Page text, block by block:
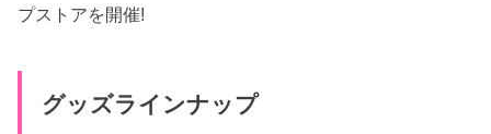
プストアを開催!
グッズラインナップ